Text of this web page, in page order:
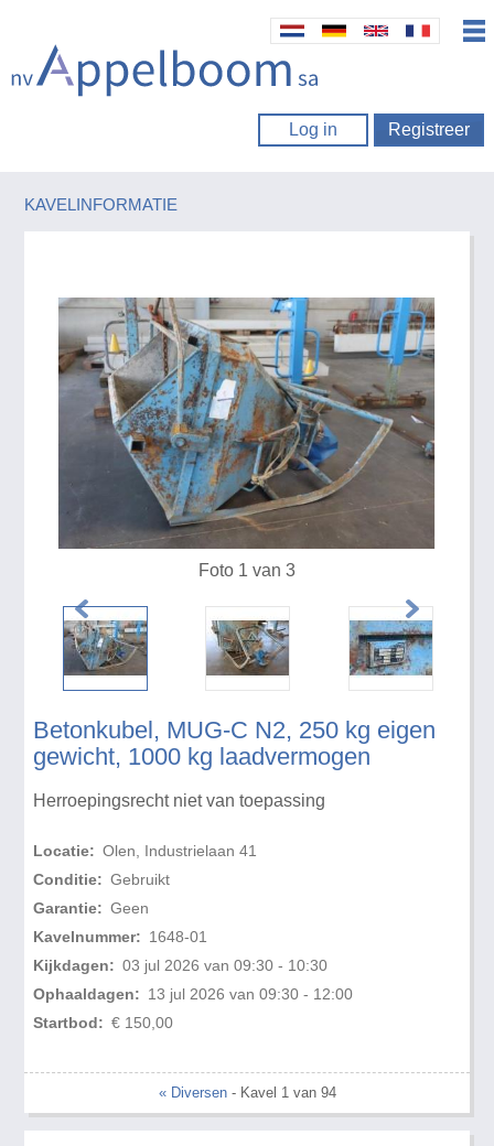
Log in Registreer
KAVELINFORMATIE
Betonkubel, MUG-C N2, 250 kg eigen
gewicht, 1000 kg laadvermogen
Herroepingsrecht niet van toepassing
Locatie: Olen, Industrielaan 41
Conditie: Gebruikt
Garantie: Geen
Kavelnummer: 1648-01
Kijkdagen: 03 jul 2026 van 09:30 - 10:30
Ophaaldagen: 13 jul 2026 van 09:30 - 12:00
Startbod: € 150,00
Foto 1 van 3
« Diversen- Kavel 1 van 94